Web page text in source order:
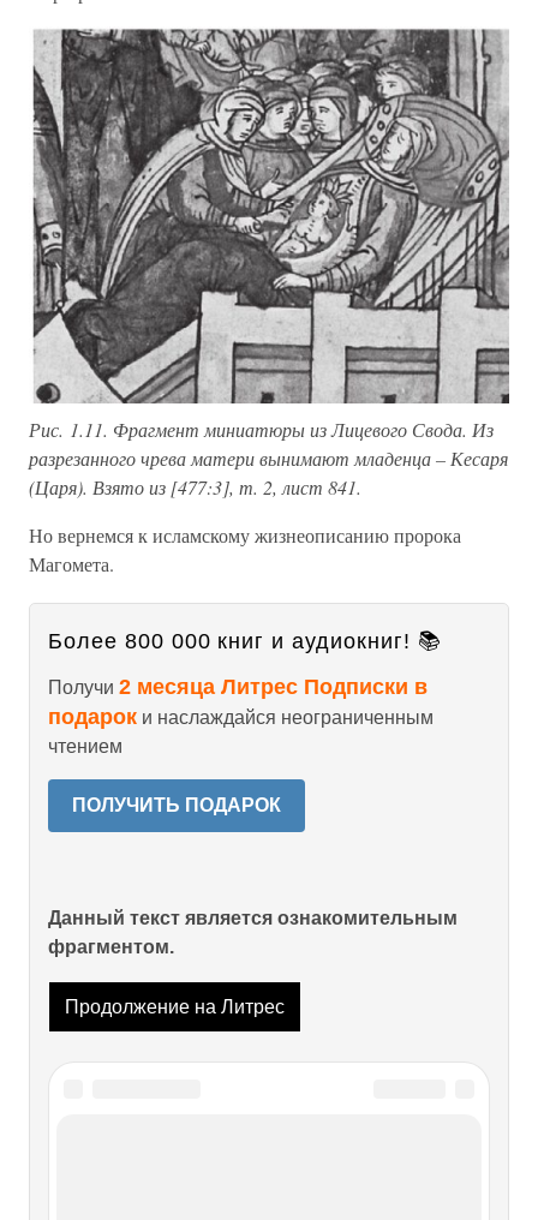
Рис. 1.11. Фрагмент миниатюры из Лицевого Свода. Из
разрезанного чрева матери вынимают младенца – Кесаря
(Царя). Взято из [477:3], т. 2, лист 841.
Но вернемся к исламскому жизнеописанию пророка
Магомета.
Более 800 000 книг и аудиокниг! 📚
Получи 2 месяца Литрес Подписки в
подарок и наслаждайся неограниченным
чтением
ПОЛУЧИТЬ ПОДАРОК
Данный текст является ознакомительным
фрагментом.
Продолжение на Литрес